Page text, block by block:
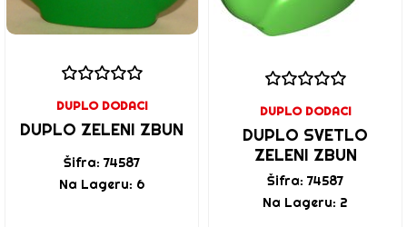
DUPLO DODACI
DUPLO ZELENI ZBUN
Šifra: 74587
Na Lageru: 6
DUPLO DODACI
DUPLO SVETLO
ZELENI ZBUN
Šifra: 74587
Na Lageru: 2